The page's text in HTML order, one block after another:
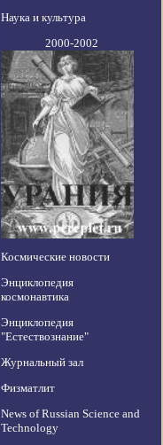
Наука и культура
2000-2002
Космические новости
Энциклопедия
космонавтика
Энциклопедия
"Естествознание"
Журнальный зал
Физматлит
News of Russian Science and
Technology